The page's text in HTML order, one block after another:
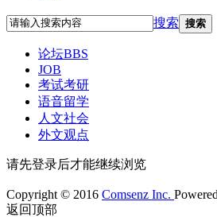
搜索 搜索
论坛BBS
JOB
考试考研
语音留学
人文社会
外文观点
请先登录后才能继续浏览
Copyright © 2016 Comsenz Inc.
返回顶部